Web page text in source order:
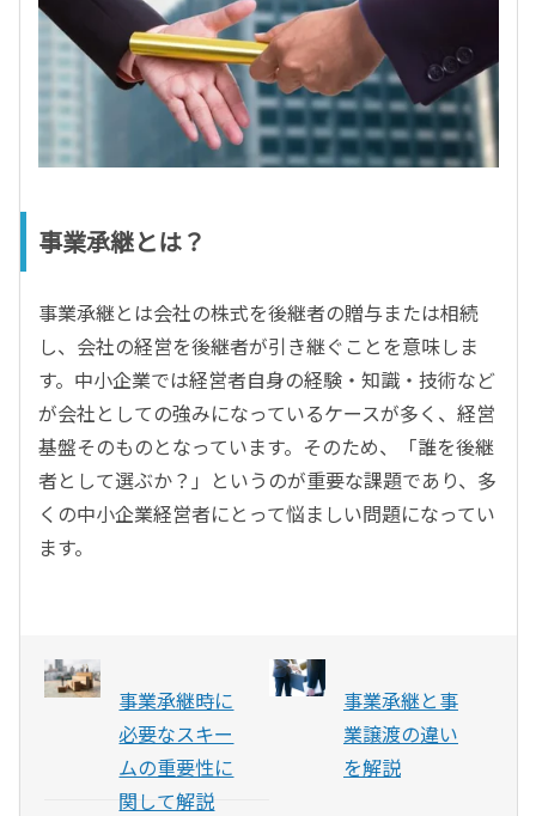
事業承継とは？
事業承継とは会社の株式を後継者の贈与または相続
し、会社の経営を後継者が引き継ぐことを意味しま
す。中小企業では経営者自身の経験・知識・技術など
が会社としての強みになっているケースが多く、経営
基盤そのものとなっています。そのため、「誰を後継
者として選ぶか？」というのが重要な課題であり、多
くの中小企業経営者にとって悩ましい問題になってい
ます。
事業承継時に
必要なスキー
ムの重要性に
関して解説
事業承継と事
業譲渡の違い
を解説